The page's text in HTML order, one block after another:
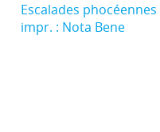
Escalades
impr. : Nota Bene